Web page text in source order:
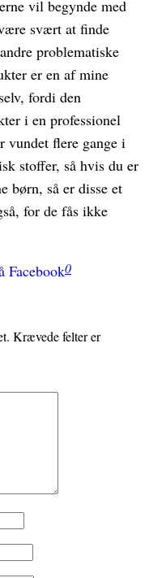
vil begynde med
svært at finde
problematiske
er en af mine
fordi den
i en professionel
vundet flere gange i
stoffer, så hvis du er
børn, så er disse et
for de fås ikke
Facebook0
Krævede felter er